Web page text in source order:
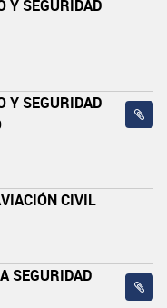
Y SEGURIDAD
Y SEGURIDAD
CIVIL
SEGURIDAD